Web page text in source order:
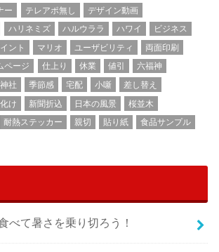
ー
テレアポ無し
デザイン動画
ハリネミズ ハルウララ ハワイ
ビジネス
ント マリオ ユーザビリティ
両面印刷
ページ
仕上り 休業 値引
六福神
社 季節感 宅配 小噺
差し替え
け 新聞折込 日本の風景
桜並木
耐熱ステッカー 親切 貼り紙 食品サンプル
べて暑さを乗り切ろう！